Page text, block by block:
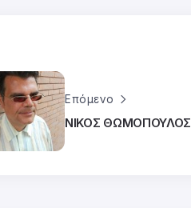
Επόμενο
ΝΙΚΟΣ ΘΩΜΟΠΟΥΛΟΣ